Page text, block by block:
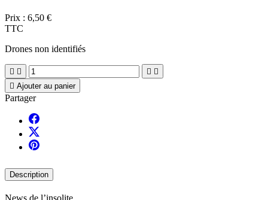
Prix : 6,50 €
TTC
Drones non identifiés
   
 Ajouter au panier
Partager
Description
News de l’insolite